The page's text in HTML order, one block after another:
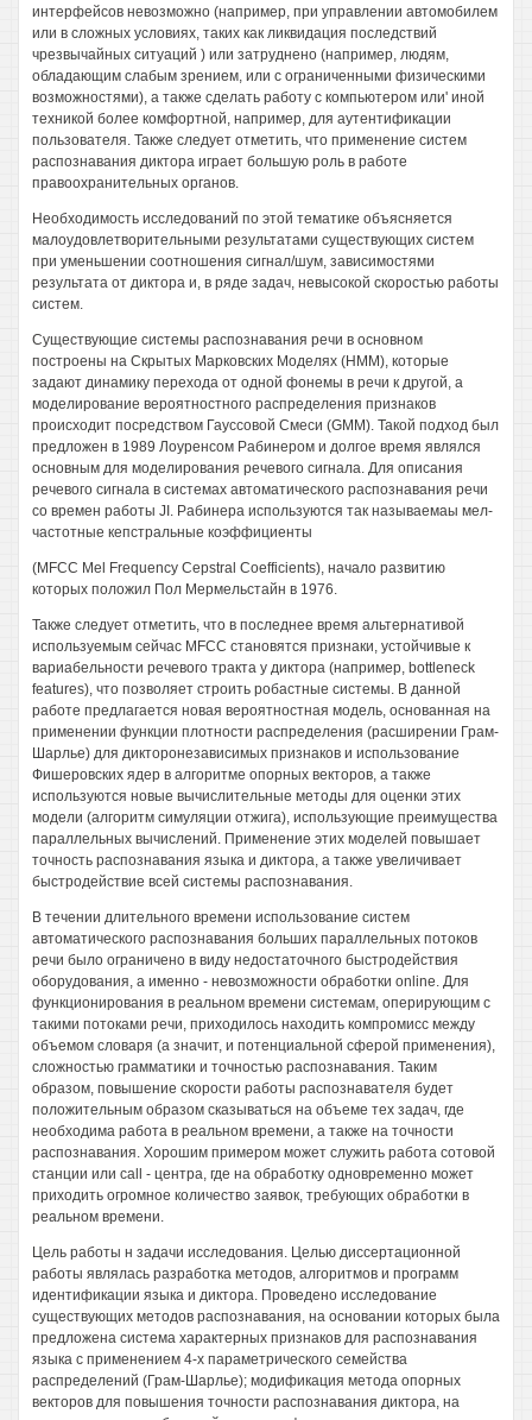
интерфейсов невозможно (например, при управлении автомобилем
или в сложных условиях, таких как ликвидация последствий
чрезвычайных ситуаций ) или затруднено (например, людям,
обладающим слабым зрением, или с ограниченными физическими
возможностями), а также сделать работу с компьютером или' иной
техникой более комфортной, например, для аутентификации
пользователя. Также следует отметить, что применение систем
распознавания диктора играет большую роль в работе
правоохранительных органов.
Необходимость исследований по этой тематике объясняется
малоудовлетворительными результатами существующих систем
при уменьшении соотношения сигнал/шум, зависимостями
результата от диктора и, в ряде задач, невысокой скоростью работы
систем.
Существующие системы распознавания речи в основном
построены на Скрытых Марковских Моделях (НММ), которые
задают динамику перехода от одной фонемы в речи к другой, а
моделирование вероятностного распределения признаков
происходит посредством Гауссовой Смеси (GMM). Такой подход был
предложен в 1989 Лоуренсом Рабинером и долгое время являлся
основным для моделирования речевого сигнала. Для описания
речевого сигнала в системах автоматического распознавания речи
со времен работы JI. Рабинера используются так называемаы мел-
частотные кепстральные коэффициенты
(MFCC Mel Frequency Cepstral Coefficients), начало развитию
которых положил Пол Мермельстайн в 1976.
Также следует отметить, что в последнее время альтернативой
используемым сейчас MFCC становятся признаки, устойчивые к
вариабельности речевого тракта у диктора (например, bottleneck
features), что позволяет строить робастные системы. В данной
работе предлагается новая вероятностная модель, основанная на
применении функции плотности распределения (расширении Грам-
Шарлье) для дикторонезависимых признаков и использование
Фишеровских ядер в алгоритме опорных векторов, а также
используются новые вычислительные методы для оценки этих
модели (алгоритм симуляции отжига), использующие преимущества
параллельных вычислений. Применение этих моделей повышает
точность распознавания языка и диктора, а также увеличивает
быстродействие всей системы распознавания.
В течении длительного времени использование систем
автоматического распознавания больших параллельных потоков
речи было ограничено в виду недостаточного быстродействия
оборудования, а именно - невозможности обработки online. Для
функционирования в реальном времени системам, оперирующим с
такими потоками речи, приходилось находить компромисс между
объемом словаря (а значит, и потенциальной сферой применения),
сложностью грамматики и точностью распознавания. Таким
образом, повышение скорости работы распознавателя будет
положительным образом сказываться на объеме тех задач, где
необходима работа в реальном времени, а также на точности
распознавания. Хорошим примером может служить работа сотовой
станции или call - центра, где на обработку одновременно может
приходить огромное количество заявок, требующих обработки в
реальном времени.
Цель работы н задачи исследования. Целью диссертационной
работы являлась разработка методов, алгоритмов и программ
идентификации языка и диктора. Проведено исследование
существующих методов распознавания, на основании которых была
предложена система характерных признаков для распознавания
языка с применением 4-х параметрического семейства
распределений (Грам-Шарлье); модификация метода опорных
векторов для повышения точности распознавания диктора, на